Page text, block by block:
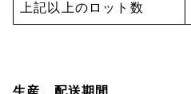
上記以上のロット数
生産、配送期間